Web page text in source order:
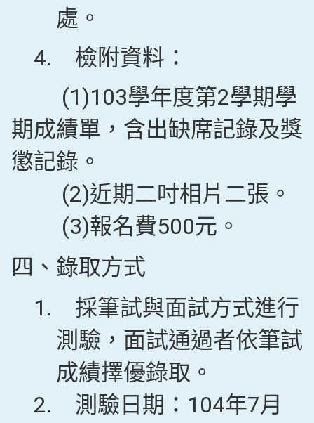
處。
4.
檢附資料：
(1)103學年度第2學期學
期成績單，含出缺席記錄及獎
懲記錄。
(2)近期二吋相片二張。
(3)報名費500元。
四、錄取方式
1.
採筆試與面試方式進行
測驗，面試通過者依筆試
成績擇優錄取。
2.
測驗日期：104年7月